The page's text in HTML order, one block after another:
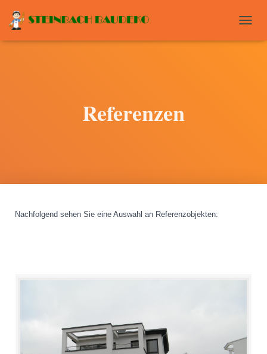
O
Referenzen
Nachfolgend sehen Sie eine Auswahl an Referenzobjekten: